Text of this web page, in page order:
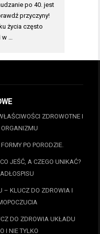
po 40. jest
przyczyny!
życia często
w …
ZDROWOTNE I
PO PORODZIE.
JEŚĆ, A CZEGO UNIKAĆ?
– KLUCZ DO ZDROWIA I
DO ZDROWIA UKŁADU
I NIE TYLKO